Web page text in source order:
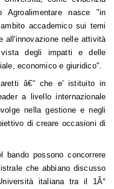
Agroalimentare nasce "in
accademico sui temi
all'innovazione nelle attività
degli impatti e delle
economico e giuridico".
â€“ che e' istituito in
a livello internazionale
nella gestione e negli
di creare occasioni di
possono concorrere
che abbiano discusso
italiana tra il 1Â°